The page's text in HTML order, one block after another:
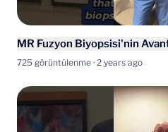
MR Fuzyon Biyopsisi'nin
725 görüntülenme · 2 years ago